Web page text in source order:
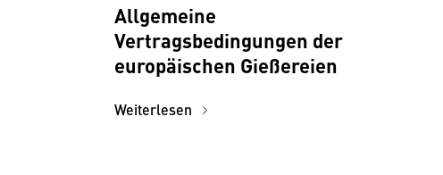
Allgemeine
Vertragsbedingungen der
europäischen Gießereien
Weiterlesen